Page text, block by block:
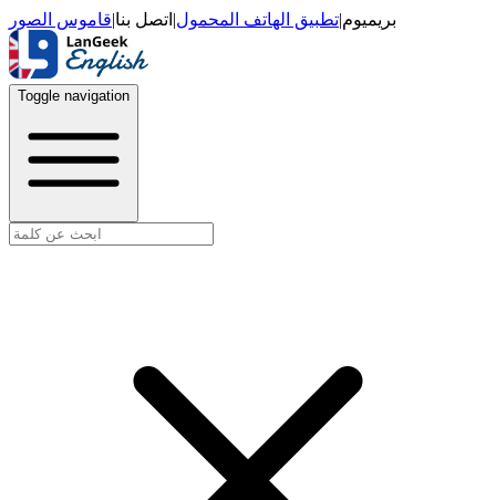
بريميوم|تطبيق الهاتف المحمول| اتصل بنا|قاموس الصور
Toggle navigation